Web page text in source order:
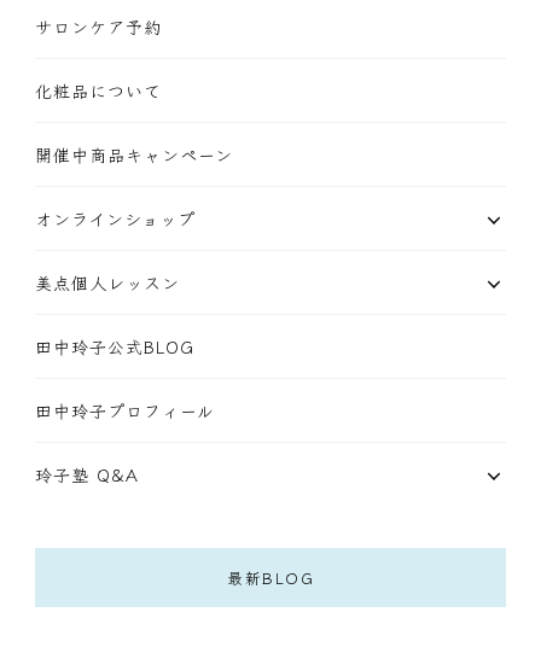
サロンケア予約
化粧品について
開催中商品キャンペーン
オンラインショップ
美点個人レッスン
田中玲子公式BLOG
田中玲子プロフィール
玲子塾 Q&A
最新BLOG